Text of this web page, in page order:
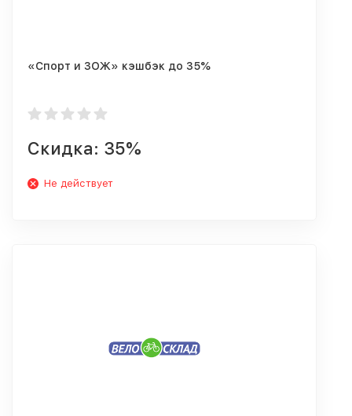
«Спорт и ЗОЖ» кэшбэк до 35%
Скидка: 35%
Не действует